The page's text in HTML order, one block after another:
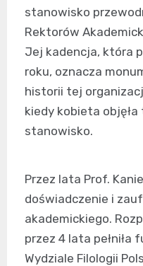
stanowisko
Rektorów
Jej kadencja, która
roku, oznacza
historii tej
kiedy kobieta
stanowisko.
Przez lata Prof.
doświadczenie i
akademickiego.
przez 4 lata pełniła
Wydziale Filologii